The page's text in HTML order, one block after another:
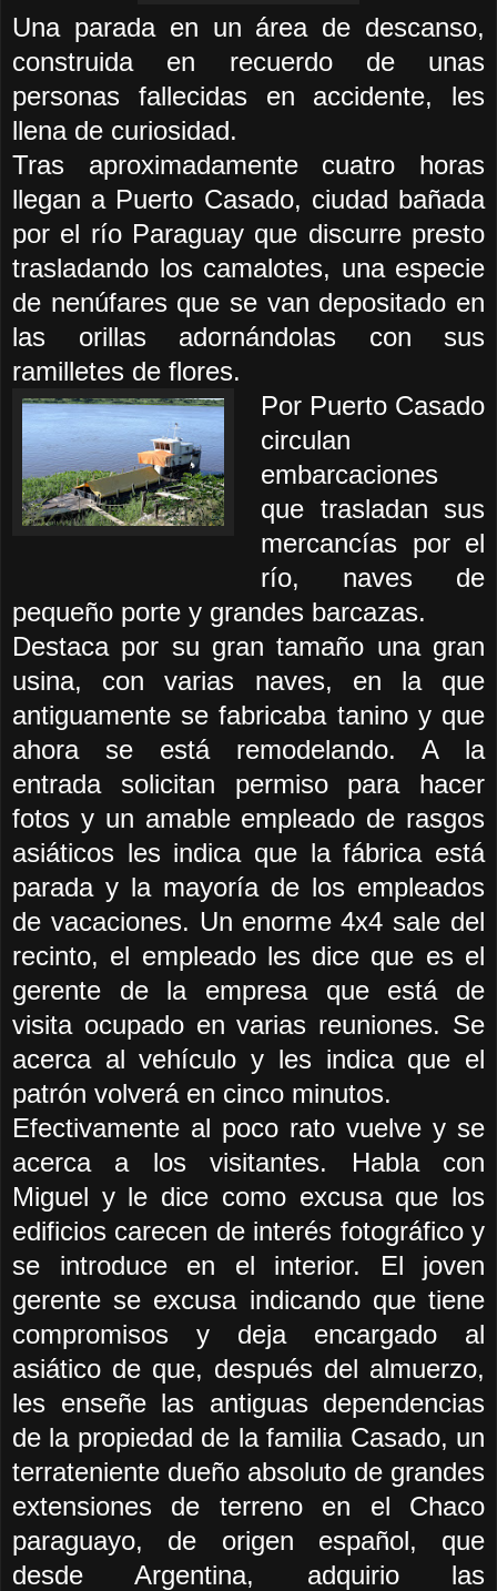
Una parada en un área de descanso,
construida en recuerdo de unas
personas fallecidas en accidente, les
llena de curiosidad.
Tras aproximadamente cuatro horas
llegan a Puerto Casado, ciudad bañada
por el río Paraguay que discurre presto
trasladando los camalotes, una especie
de nenúfares que se van depositado en
las orillas adornándolas con sus
ramilletes de flores.
Por Puerto Casado
circulan
embarcaciones
que trasladan sus
mercancías por el
río, naves de
pequeño porte y grandes barcazas.
Destaca por su gran tamaño una gran
usina, con varias naves, en la que
antiguamente se fabricaba tanino y que
ahora se está remodelando. A la
entrada solicitan permiso para hacer
fotos y un amable empleado de rasgos
asiáticos les indica que la fábrica está
parada y la mayoría de los empleados
de vacaciones. Un enorme 4x4 sale del
recinto, el empleado les dice que es el
gerente de la empresa que está de
visita ocupado en varias reuniones. Se
acerca al vehículo y les indica que el
patrón volverá en cinco minutos.
Efectivamente al poco rato vuelve y se
acerca a los visitantes. Habla con
Miguel y le dice como excusa que los
edificios carecen de interés fotográfico y
se introduce en el interior. El joven
gerente se excusa indicando que tiene
compromisos y deja encargado al
asiático de que, después del almuerzo,
les enseñe las antiguas dependencias
de la propiedad de la familia Casado, un
terrateniente dueño absoluto de grandes
extensiones de terreno en el Chaco
paraguayo, de origen español, que
desde Argentina, adquirio las